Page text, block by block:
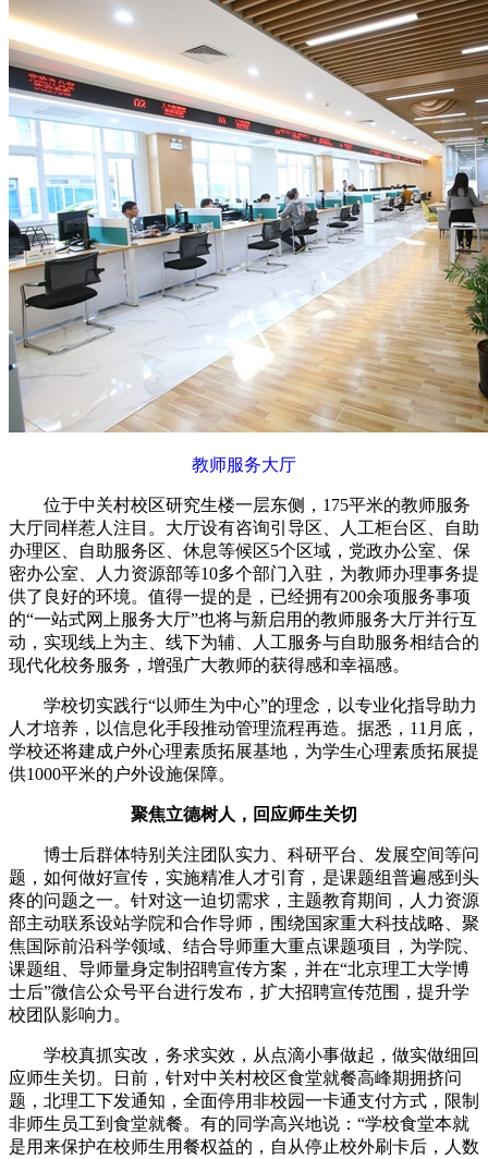
教师服务大厅
位于中关村校区研究生楼一层东侧，175平米的教师服务
大厅同样惹人注目。大厅设有咨询引导区、人工柜台区、自助
办理区、自助服务区、休息等候区5个区域，党政办公室、保
密办公室、人力资源部等10多个部门入驻，为教师办理事务提
供了良好的环境。值得一提的是，已经拥有200余项服务事项
的“一站式网上服务大厅”也将与新启用的教师服务大厅并行互
动，实现线上为主、线下为辅、人工服务与自助服务相结合的
现代化校务服务，增强广大教师的获得感和幸福感。
学校切实践行“以师生为中心”的理念，以专业化指导助力
人才培养，以信息化手段推动管理流程再造。据悉，11月底，
学校还将建成户外心理素质拓展基地，为学生心理素质拓展提
供1000平米的户外设施保障。
聚焦立德树人，回应师生关切
博士后群体特别关注团队实力、科研平台、发展空间等问
题，如何做好宣传，实施精准人才引育，是课题组普遍感到头
疼的问题之一。针对这一迫切需求，主题教育期间，人力资源
部主动联系设站学院和合作导师，围绕国家重大科技战略、聚
焦国际前沿科学领域、结合导师重大重点课题项目，为学院、
课题组、导师量身定制招聘宣传方案，并在“北京理工大学博
士后”微信公众号平台进行发布，扩大招聘宣传范围，提升学
校团队影响力。
学校真抓实改，务求实效，从点滴小事做起，做实做细回
应师生关切。日前，针对中关村校区食堂就餐高峰期拥挤问
题，北理工下发通知，全面停用非校园一卡通支付方式，限制
非师生员工到食堂就餐。有的同学高兴地说：“学校食堂本就
是用来保护在校师生用餐权益的，自从停止校外刷卡后，人数